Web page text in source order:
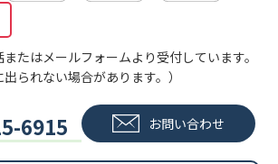
たはメールフォームより受付しています。
出られない場合があります。）
6915 お問い合わせ